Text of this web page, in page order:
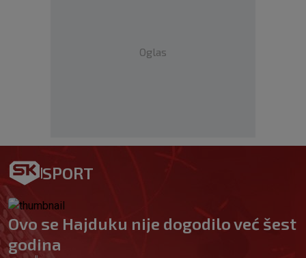
Oglas
SPORT
Ovo se Hajduku nije dogodilo već šest
godina